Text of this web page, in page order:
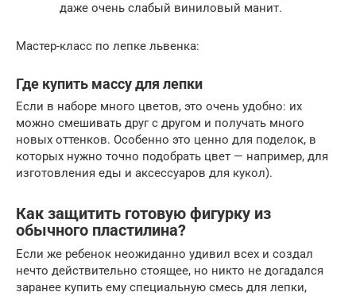
даже очень слабый виниловый манит.
Мастер-класс по лепке львенка:
Где купить массу для лепки
Если в наборе много цветов, это очень удобно: их
можно смешивать друг с другом и получать много
новых оттенков. Особенно это ценно для поделок, в
которых нужно точно подобрать цвет — например, для
изготовления еды и аксессуаров для кукол).
Как защитить готовую фигурку из
обычного пластилина?
Если же ребенок неожиданно удивил всех и создал
нечто действительно стоящее, но никто не догадался
заранее купить ему специальную смесь для лепки,